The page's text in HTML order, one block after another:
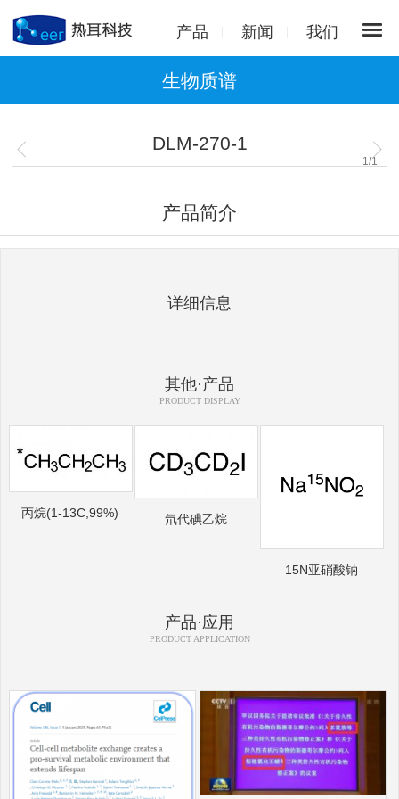
产品 新闻 我们
生物质谱
DLM-270-1
1 /1
产品简介
详细信息
其他·产品
PRODUCT DISPLAY
丙烷(1-13C,99%) 氘代碘乙烷
15N亚硝酸钠
产品·应用
PRODUCT APPLICATION